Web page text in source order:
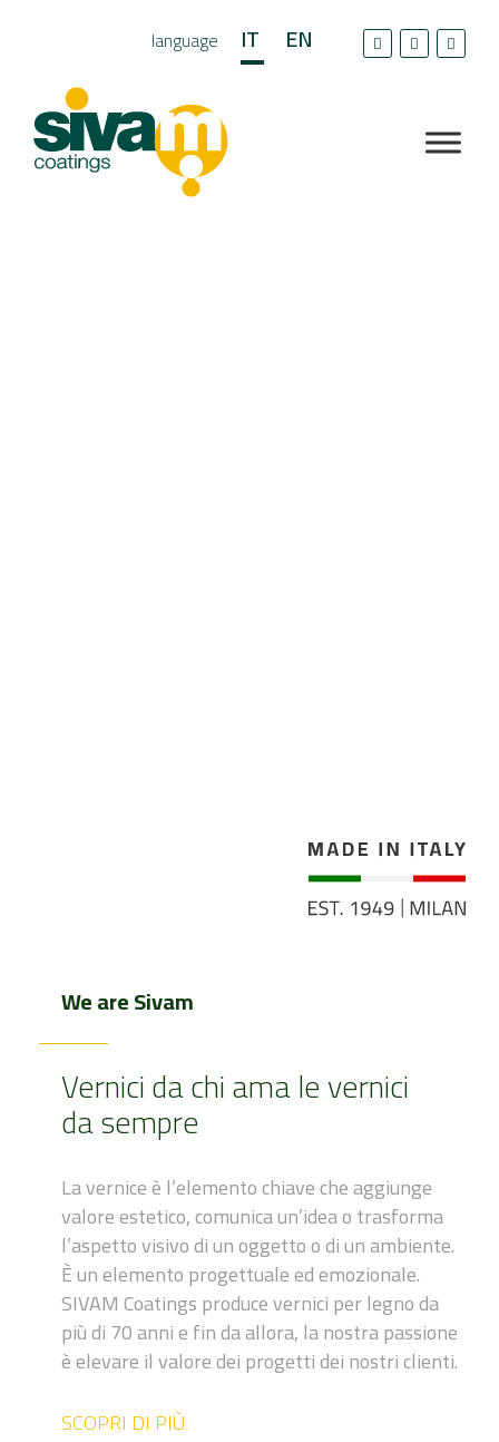
language IT EN
We are Sivam
Vernici da chi ama le vernici
da sempre
La vernice è l’elemento chiave che aggiunge
valore estetico, comunica un’idea o trasforma
l’aspetto visivo di un oggetto o di un ambiente.
È un elemento progettuale ed emozionale.
SIVAM Coatings produce vernici per legno da
più di 70 anni e fin da allora, la nostra passione
è elevare il valore dei progetti dei nostri clienti.
SCOPRI DI PIÙ